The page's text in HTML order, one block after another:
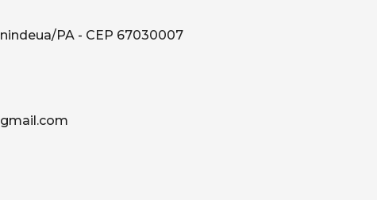
PA - CEP 67030007